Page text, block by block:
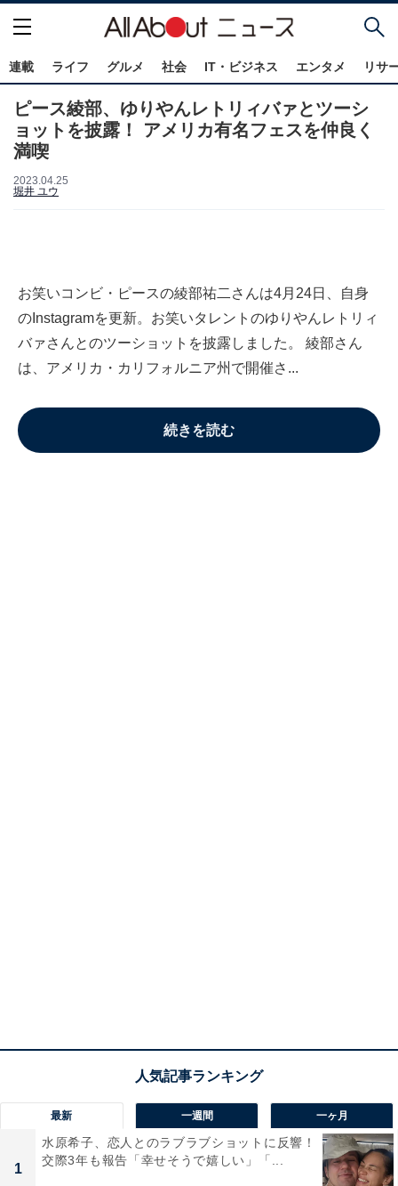
連載 ライフ グルメ 社会 IT・ビジネス エンタメ リサ
ピース綾部、ゆりやんレトリィバァとツーシ
ョットを披露！ アメリカ有名フェスを仲良く
満喫
2023.04.25
堀井 ユウ
お笑いコンビ・ピースの綾部祐二さんは4月24日、自身
のInstagramを更新。お笑いタレントのゆりやんレトリィ
バァさんとのツーショットを披露しました。 綾部さん
は、アメリカ・カリフォルニア州で開催さ...
続きを読む
最新 一週間 一ヶ月
1
水原希子、恋人とのラブラブショットに反響！
交際3年も報告「幸せそうで嬉しい」「...